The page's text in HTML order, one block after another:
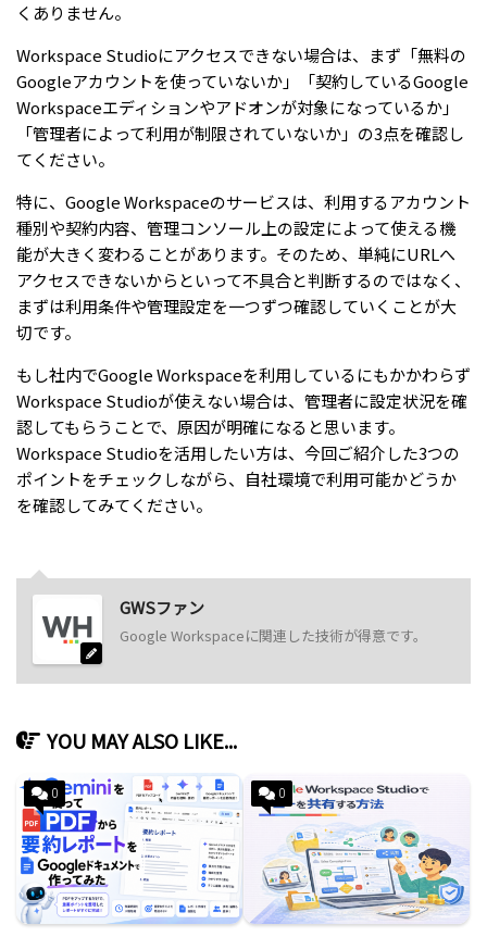
くありません。
Workspace Studioにアクセスできない場合は、まず「無料の
Googleアカウントを使っていないか」「契約しているGoogle
Workspaceエディションやアドオンが対象になっているか」
「管理者によって利用が制限されていないか」の3点を確認し
てください。
特に、Google Workspaceのサービスは、利用するアカウント
種別や契約内容、管理コンソール上の設定によって使える機
能が大きく変わることがあります。そのため、単純にURLへ
アクセスできないからといって不具合と判断するのではなく、
まずは利用条件や管理設定を一つずつ確認していくことが大
切です。
もし社内でGoogle Workspaceを利用しているにもかかわらず
Workspace Studioが使えない場合は、管理者に設定状況を確
認してもらうことで、原因が明確になると思います。
Workspace Studioを活用したい方は、今回ご紹介した3つの
ポイントをチェックしながら、自社環境で利用可能かどうか
を確認してみてください。
GWSファン
Google Workspaceに関連した技術が得意です。
YOU MAY ALSO LIKE...
0 0